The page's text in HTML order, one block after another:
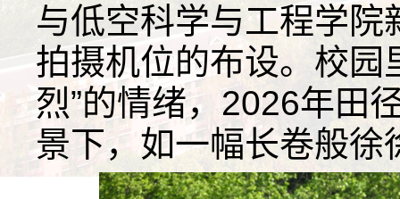
与低空科学与工程学
拍摄机位的布设。校园
烈”的情绪，2026年田
景下，如一幅长卷般徐